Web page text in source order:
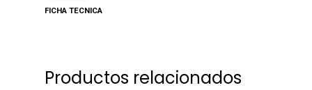
FICHA TECNICA
Productos relacionados